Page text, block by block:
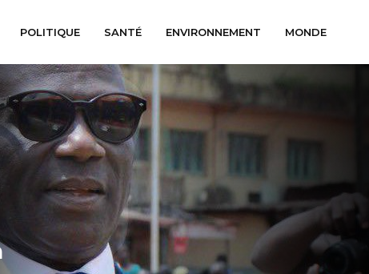
POLITIQUE SANTÉ ENVIRONNEMENT MONDE